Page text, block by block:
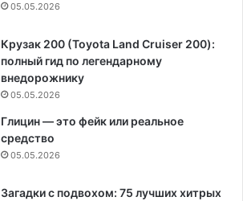
05.05.2026
Крузак 200 (Toyota Land Cruiser 200):
полный гид по легендарному
внедорожнику
05.05.2026
Глицин — это фейк или реальное
средство
05.05.2026
Загадки с подвохом: 75 лучших хитрых